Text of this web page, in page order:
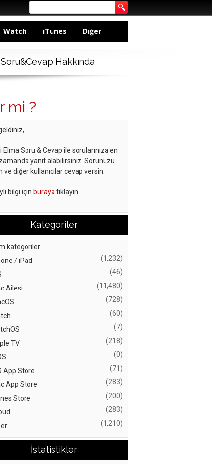
Watch iTunes Diğer
Soru&Cevap Hakkında
mi ?
Elma Soru & Cevap ile sorularınıza en
zamanda yanıt alabilirsiniz. Sorunuzu
ve diğer kullanıcılar cevap versin.
bilgi için buraya tıklayın.
Kategoriler
kategoriler
/ iPad
(1,232)
(46)
Ailesi (11,480)
(728)
(60)
(7)
TV (218)
(0)
App Store (71)
App Store (283)
Store (200)
(283)
(1,210)
İstatistikler